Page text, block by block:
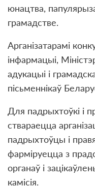
юнацтва,
грамадстве.
Арганiзатарамi
iнфармацыi,
адукацыi i
пiсьменнiкаў
Для падрыхтоўкi i
ствараецца
падрыхтоўцы i
фармiруецца з
органаў i
камiсiя.